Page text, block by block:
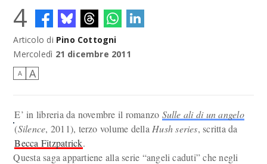
4
Articolo di Pino Cottogni
Mercoledì 21 dicembre 2011
A A
E’ in libreria da novembre il romanzo Sulle ali di un angelo
(Silence, 2011), terzo volume della Hush series, scritta da
Becca Fitzpatrick.
Questa saga appartiene alla serie “angeli caduti” che negli